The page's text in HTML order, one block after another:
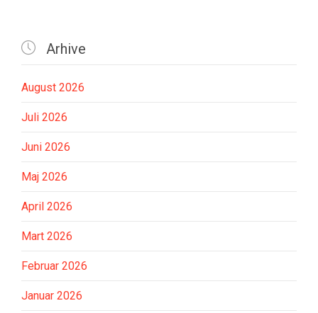
 Arhive
August 2026
Juli 2026
Juni 2026
Maj 2026
April 2026
Mart 2026
Februar 2026
Januar 2026